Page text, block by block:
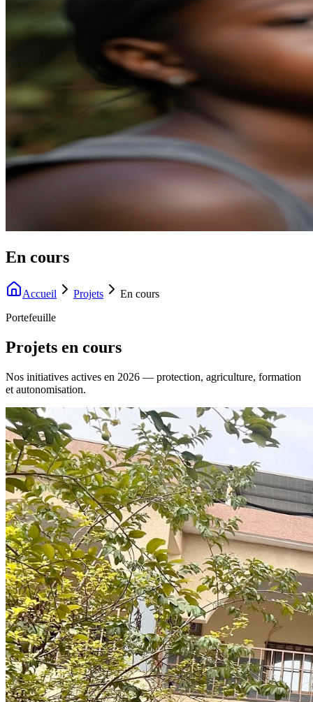
En cours
Accueil Projets
En cours
Portefeuille
Projets en cours
Nos initiatives actives en 2026 — protection, agriculture, formation
et autonomisation.